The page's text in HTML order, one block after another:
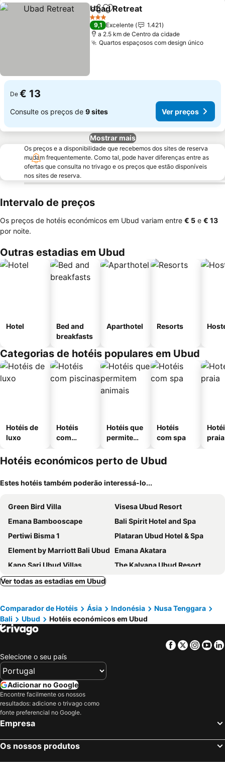
PartilharAdicionar aos favoritos
Ubad Retreat
3 Estrelas
9,1 Excelente
1.421
a 2.5 km de Centro da cidade
Quartos espaçosos com design único
De € 13
Consulte os preços de 9 sites Ver preços
Mostrar mais
Os preços e a disponibilidade que recebemos dos sites de reserva
mudam frequentemente. Como tal, pode haver diferenças entre as
ofertas que consulta no trivago e os preços que estão disponíveis
nos sites de reserva.
Intervalo de preços
Os preços de hotéis económicos em Ubud variam entre ‎€ 5 e ‎€ 13
por noite.
Outras estadias em Ubud
Hotel
Bed and
breakfasts
Aparthotel Resorts
Categorias de hotéis populares em Ubud
Hotéis de
luxo
Hotéis
com
Hotéis que
permitem
Hotéis
com spa
praia
Hotéis económicos perto de Ubud
Estes hotéis também poderão interessá-lo...
Green Bird Villa
Visesa Ubud Resort
Emana Bambooscape
Bali Spirit Hotel and Spa
Pertiwi Bisma 1
Plataran Ubud Hotel & Spa
Element by Marriott Bali Ubud Emana Akatara
Kano Sari Ubud Villas
The Kalyana Ubud Resort
Sapodilla Ubud
Villa Sabandari
Kadiga Villas Ubud by GenuineHost
Ubad Retreat
Purana Suite Ubud
Ulun Ubud Resort
Green Field Hotel and Restaurant
The Kemilau Ubud
The Artini Dijiwa Ubud
Ubud Village Hotel
Cendana Resort & Spa
Gynandha Ubud Cottage
The Luxe Ubud
Kastara Resort
Sabana Ubud
Ver todas as estadias em Ubud
Comparador de Hotéis Ásia Indonésia
Nusa Tenggara
Bali
Ubud Hotéis económicos em Ubud
Facebook
Twitter
Selecione o seu país
Adicionar no Google
Encontre facilmente os nossos
resultados: adicione o trivago como
fonte preferencial no Google.
Empresa
Os nossos produtos